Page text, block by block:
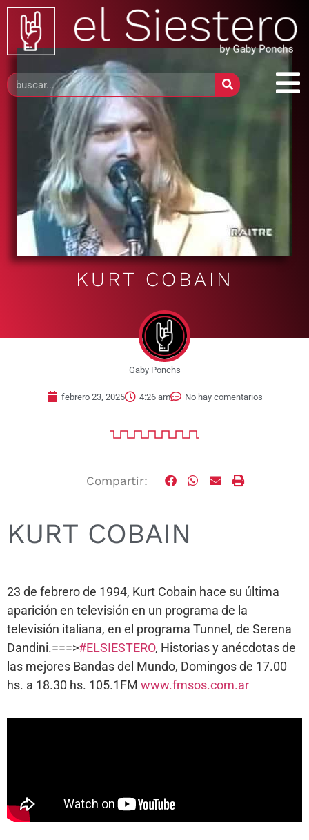
KURT COBAIN
Gaby Ponchs
febrero 23, 2025 4:26 am No hay comentarios
Compartir:
KURT COBAIN
23 de febrero de 1994, Kurt Cobain hace su última
aparición en televisión en un programa de la
televisión italiana, en el programa Tunnel, de Serena
Dandini.===>#ELSIESTERO, Historias y anécdotas de
las mejores Bandas del Mundo, Domingos de 17.00
hs. a 18.30 hs. 105.1FM www.fmsos.com.ar